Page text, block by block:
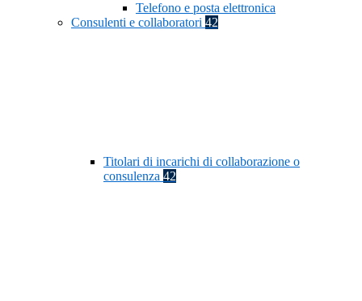
Telefono e posta elettronica
Consulenti e collaboratori 42
Titolari di incarichi di collaborazione o
consulenza 42